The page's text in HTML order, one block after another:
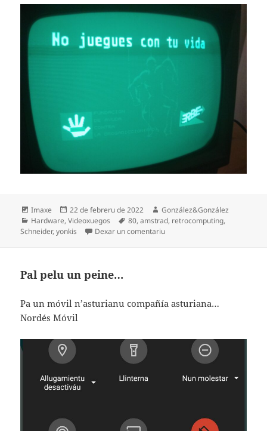
Formatu
Imaxe
Espublizáu
en
22 de febreru de 2022 Autor
González&González
Categoríes
Hardware,Videoxuegos Etiquetes
80,amstrad, retrocomputing,
Schneider,yonkis Dexar un comentariuen Computadores y drogues
Pal pelu un peine…
Pa un móvil n’asturianu compañía asturiana…
Nordés Móvil